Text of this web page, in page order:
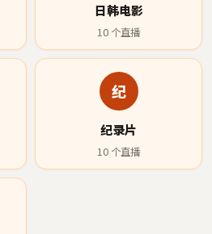
日韩电影
10 个直播
纪
纪录片
10 个直播